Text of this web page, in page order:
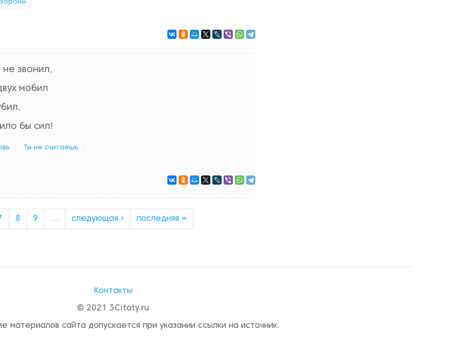
не звонил,
мобил
бы сил!
Ты не считаешь
8 9 … следующая › последняя »
Контакты
© 2021 3Citaty.ru
материалов сайта допускается при указании ссылки на источник.